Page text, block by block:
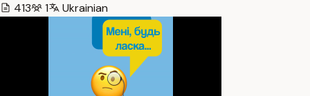
413
1 Ukrainian